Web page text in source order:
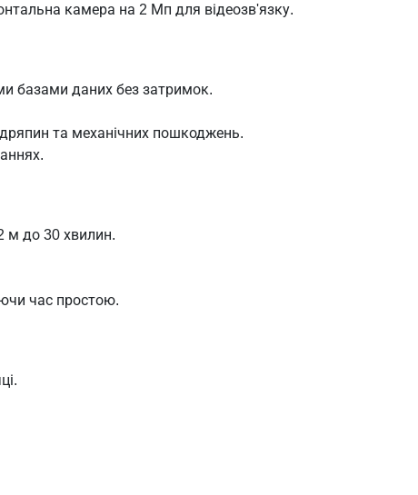
камера на 2 Мп для відеозв'язку.
базами даних без затримок.
та механічних пошкоджень.
м до 30 хвилин.
час простою.